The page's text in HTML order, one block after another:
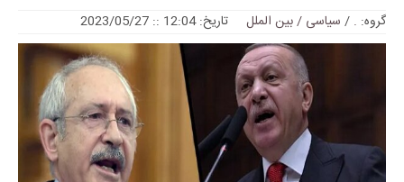
گروه: .
/ سیاسی / بین الملل تاریخ: 12:04 :: 2023/05/27